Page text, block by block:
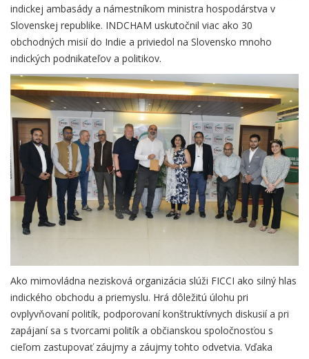
indickej ambasády a námestníkom ministra hospodárstva v
Slovenskej republike. INDCHAM uskutočnil viac ako 30
obchodných misií do Indie a priviedol na Slovensko mnoho
indických podnikateľov a politikov.
Ako mimovládna nezisková organizácia slúži FICCI ako silný hlas
indického obchodu a priemyslu. Hrá dôležitú úlohu pri
ovplyvňovaní politík, podporovaní konštruktívnych diskusií a pri
zapájaní sa s tvorcami politík a občianskou spoločnosťou s
cieľom zastupovať záujmy a záujmy tohto odvetvia. Vďaka